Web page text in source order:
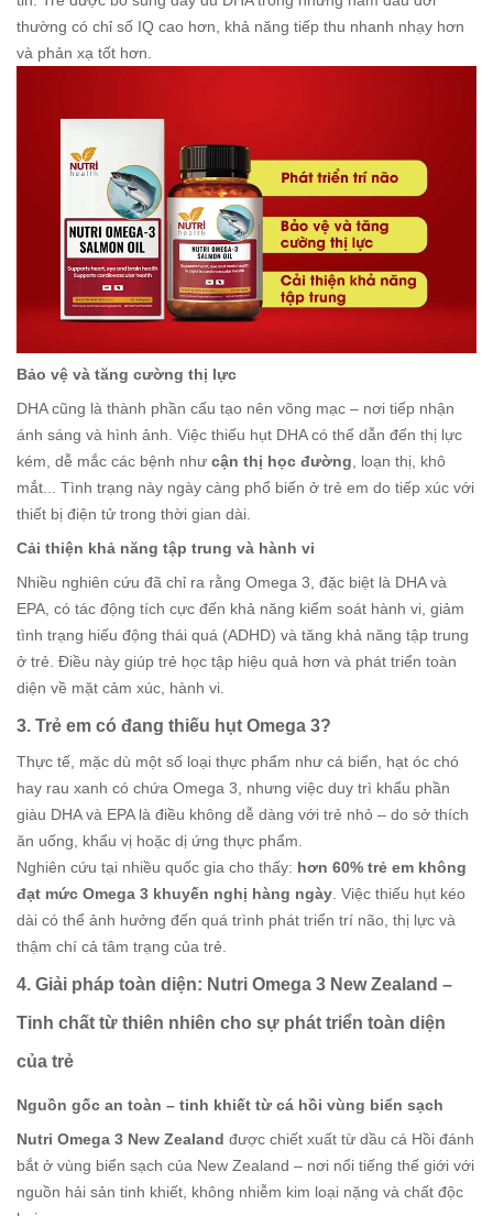
thường có chỉ số IQ cao hơn, khả năng tiếp thu nhanh nhạy hơn
và phản xạ tốt hơn.
Bảo vệ và tăng cường thị lực
DHA cũng là thành phần cấu tạo nên võng mạc – nơi tiếp nhận
ánh sáng và hình ảnh. Việc thiếu hụt DHA có thể dẫn đến thị lực
kém, dễ mắc các bệnh như cận thị học đường , loạn thị, khô
mắt... Tình trạng này ngày càng phổ biến ở trẻ em do tiếp xúc với
thiết bị điện tử trong thời gian dài.
Cải thiện khả năng tập trung và hành vi
Nhiều nghiên cứu đã chỉ ra rằng Omega 3, đặc biệt là DHA và
EPA, có tác động tích cực đến khả năng kiểm soát hành vi, giảm
tình trạng hiếu động thái quá (ADHD) và tăng khả năng tập trung
ở trẻ. Điều này giúp trẻ học tập hiệu quả hơn và phát triển toàn
diện về mặt cảm xúc, hành vi.
3. Trẻ em có đang thiếu hụt Omega 3?
Thực tế, mặc dù một số loại thực phẩm như cá biển, hạt óc chó
hay rau xanh có chứa Omega 3, nhưng việc duy trì khẩu phần
giàu DHA và EPA là điều không dễ dàng với trẻ nhỏ – do sở thích
ăn uống, khẩu vị hoặc dị ứng thực phẩm.
Nghiên cứu tại nhiều quốc gia cho thấy: hơn 60% trẻ em không
đạt mức Omega 3 khuyến nghị hàng ngày . Việc thiếu hụt kéo
dài có thể ảnh hưởng đến quá trình phát triển trí não, thị lực và
thậm chí cả tâm trạng của trẻ.
4. Giải pháp toàn diện: Nutri Omega 3 New Zealand –
Tinh chất từ thiên nhiên cho sự phát triển toàn diện
của trẻ
Nguồn gốc an toàn – tinh khiết từ cá hồi vùng biển sạch
Nutri Omega 3 New Zealand được chiết xuất từ dầu cá Hồi đánh
bắt ở vùng biển sạch của New Zealand – nơi nổi tiếng thế giới với
nguồn hải sản tinh khiết, không nhiễm kim loại nặng và chất độc